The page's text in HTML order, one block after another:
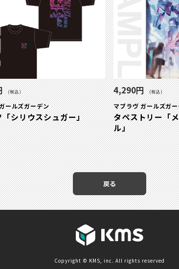
(税込)
ールズガーデン
シリウスシュガー」
4,290円 (税込)
マブラヴ ガールズガ
タペストリー「
ル」
戻る
Copyright © KMS, inc. All rights reserved